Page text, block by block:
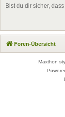
Bist du dir sicher,
Foren-Übersicht
Maxthon